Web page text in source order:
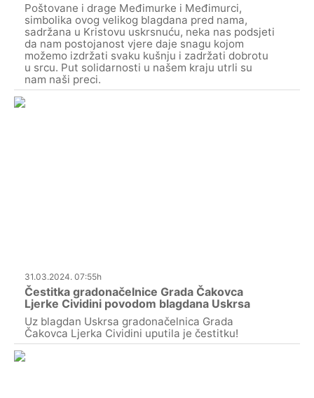
Poštovane i drage Međimurke i Međimurci,
simbolika ovog velikog blagdana pred nama,
sadržana u Kristovu uskrsnuću, neka nas podsjeti
da nam postojanost vjere daje snagu kojom
možemo izdržati svaku kušnju i zadržati dobrotu
u srcu. Put solidarnosti u našem kraju utrli su
nam naši preci.
31.03.2024. 07:55h
Čestitka gradonačelnice Grada Čakovca
Ljerke Cividini povodom blagdana Uskrsa
Uz blagdan Uskrsa gradonačelnica Grada
Čakovca Ljerka Cividini uputila je čestitku!